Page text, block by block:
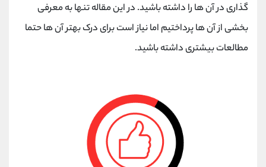
گذاری در آن ها را داشته باشید. در این مقاله تنها به معرفی
بخشی از آن ها پرداختیم اما نیاز است برای درک بهتر آن ها حتما
مطالعات بیشتری داشته باشید.